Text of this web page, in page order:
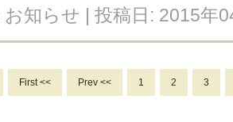
お知らせ | 投稿日: 2015年
First << Prev << 1 2 3